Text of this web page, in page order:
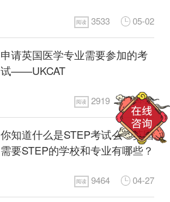
阅读 3533 05-02
申请英国医学专业需要参加的考
试——UKCAT
阅读 2919 04-28
你知道什么是STEP考试么？英国
需要STEP的学校和专业有哪些？
阅读 9464 04-27